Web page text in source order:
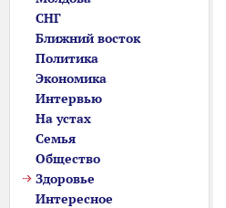
СНГ
Ближний восток
Политика
Экономика
Интервью
На устах
Семья
Общество
Здоровье
Интересное